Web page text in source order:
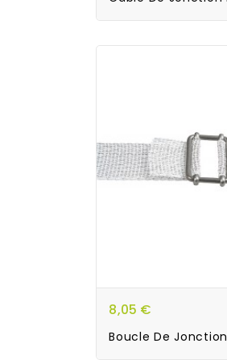
8,05 €
Boucle De Jonction